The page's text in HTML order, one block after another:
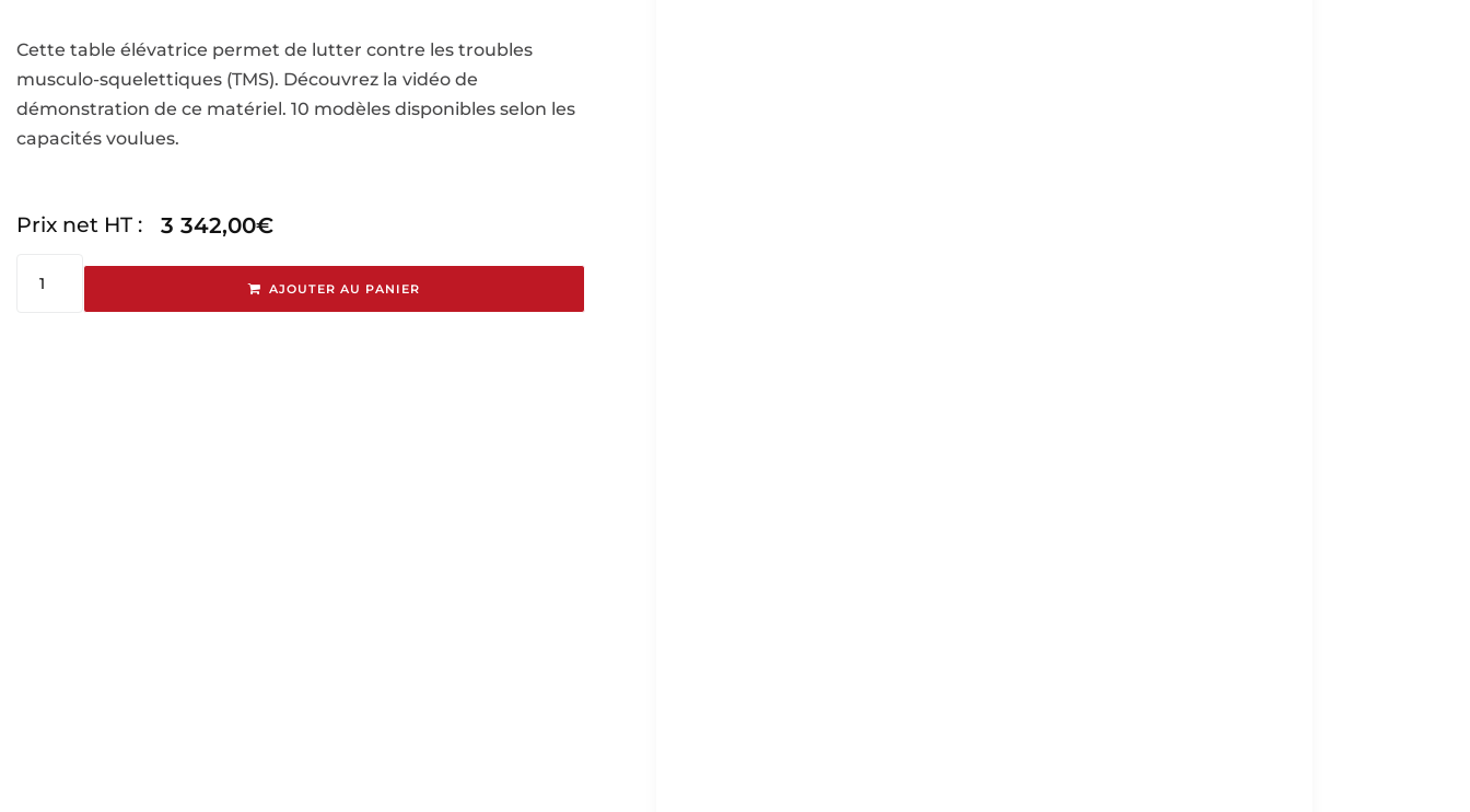
Cette table élévatrice permet de lutter contre les troubles
musculo-squelettiques (TMS). Découvrez la vidéo de
démonstration de ce matériel. 10 modèles disponibles selon les
capacités voulues.
Prix net HT : 3 342,00€
AJOUTER AU PANIER